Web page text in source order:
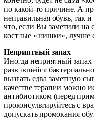
по какой-то причине. А
неправильная обувь, так
что, если Вы заметили на
костные «шишки», лучше
Неприятный запах
Иногда неприятный запах
развившейся
вызвать едва заметную
качестве терапии можно
антибиотиком (перед
проконсультируйтесь с
допускать промокания